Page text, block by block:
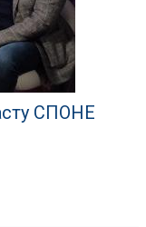
СПОНЕ